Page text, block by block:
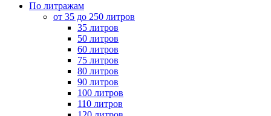
По литражам
от 35 до 250 литров
35 литров
50 литров
60 литров
75 литров
80 литров
90 литров
100 литров
110 литров